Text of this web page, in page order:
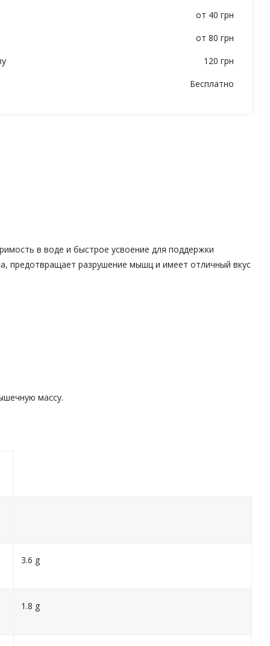
от 40 грн
от 80 грн
120 грн
Бесплатно
в воде и быстрое усвоение для поддержки
предотвращает разрушение мышц и имеет отличный вкус
массу.
3.6 g
1.8 g